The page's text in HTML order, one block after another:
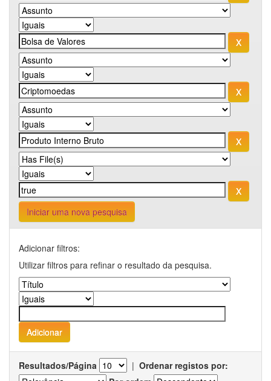
Iniciar uma nova pesquisa
Adicionar filtros:
Utilizar filtros para refinar o resultado da pesquisa.
Resultados/Página | Ordenar registos por: